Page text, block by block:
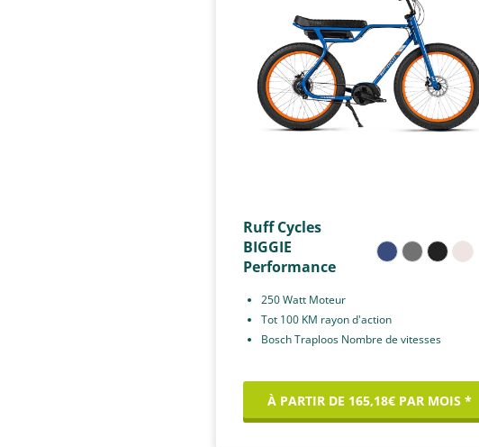
Ruff Cycles
BIGGIE
Performance
250 Watt Moteur
Tot 100 KM rayon d'action
Bosch Traploos Nombre de vitesses
À PARTIR DE 165,18€ PAR MOIS *